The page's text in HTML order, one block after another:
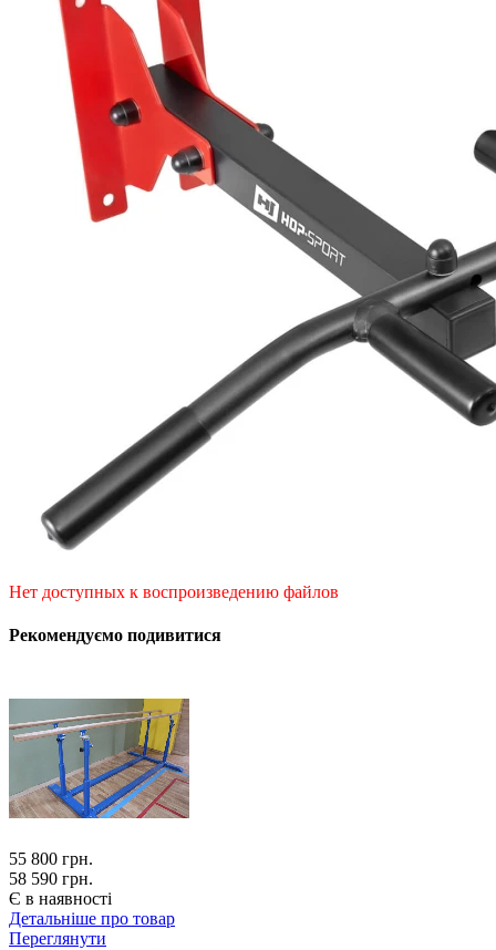
Нет доступных к воспроизведению файлов
Рекомендуємо подивитися
55 800 грн.
58 590 грн.
Є в наявності
Детальніше про товар
Переглянути